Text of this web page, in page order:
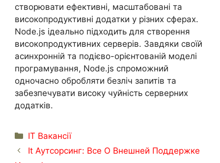
створювати ефективні, масштабовані та
високопродуктивні додатки у різних сферах.
Node.js ідеально підходить для створення
високопродуктивних серверів. Завдяки своїй
асинхронній та подієво-орієнтованій моделі
програмування, Node.js спроможний
одночасно обробляти безліч запитів та
забезпечувати високу чуйність серверних
додатків.
Categorías
IT Вакансії
It Аутсорсинг: Все О Внешней Поддержке